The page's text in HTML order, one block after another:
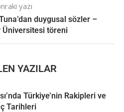
yazı
Tuna’dan duygusal sözler –
Üniversitesi töreni
YAZILAR
Türkiye’nin Rakipleri ve
Tarihleri